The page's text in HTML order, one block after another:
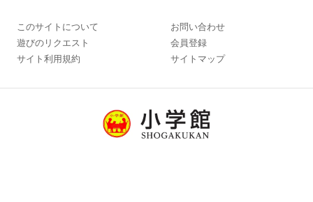
このサイトについて
お問い合わせ
遊びのリクエスト
会員登録
サイト利用規約
サイトマップ